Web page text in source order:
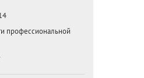
профессиональной